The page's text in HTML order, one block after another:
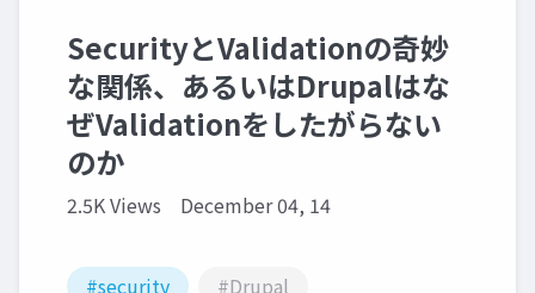
SecurityとValidationの奇妙
な関係、あるいはDrupalはな
ぜValidationをしたがらない
のか
2.5K Views December 04, 14
#security
#Drupal